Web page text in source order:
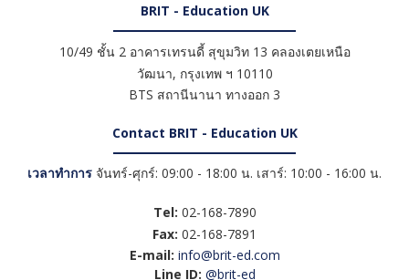
BRIT - Education UK
10/49 ชั้น 2 อาคารเทรนดี้ สุขุมวิท 13 คลองเตยเหนือ
วัฒนา, กรุงเทพ ฯ 10110
BTS สถานีนานา ทางออก 3
Contact BRIT - Education UK
เวลาทำการ จันทร์-ศุกร์: 09:00 - 18:00 น. เสาร์: 10:00 - 16:00 น.
Tel: 02-168-7890
Fax: 02-168-7891
E-mail: info@brit-ed.com
Line ID: @brit-ed